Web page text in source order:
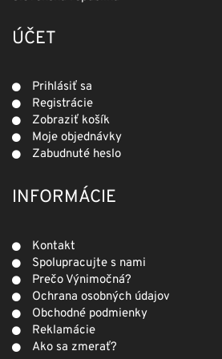
ÚČET
Prihlásiť sa
Registrácie
Zobraziť košík
Moje objednávky
Zabudnuté heslo
INFORMÁCIE
Kontakt
Spolupracujte s nami
Prečo Výnimočná?
Ochrana osobných údajov
Obchodné podmienky
Reklamácie
Ako sa zmerať?